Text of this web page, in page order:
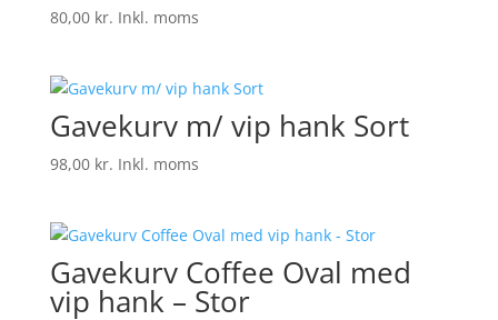
80,00 kr. Inkl. moms
Gavekurv m/ vip hank Sort
98,00 kr. Inkl. moms
Gavekurv Coffee Oval med
vip hank – Stor